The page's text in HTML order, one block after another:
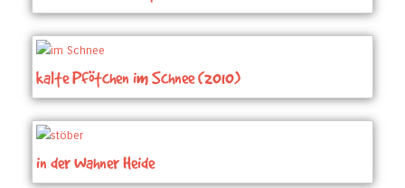
kalte Pfötchen im Schnee (2010)
in der Wahner Heide